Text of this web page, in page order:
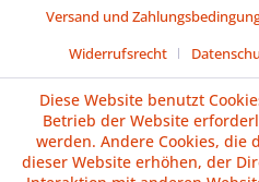
Versand und
Widerrufsrecht
Vertrag
Diese Website benutzt
Betrieb der Website
werden. Andere Cookies, die
dieser Website erhöhen, der